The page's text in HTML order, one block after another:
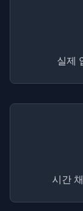
실제
시간